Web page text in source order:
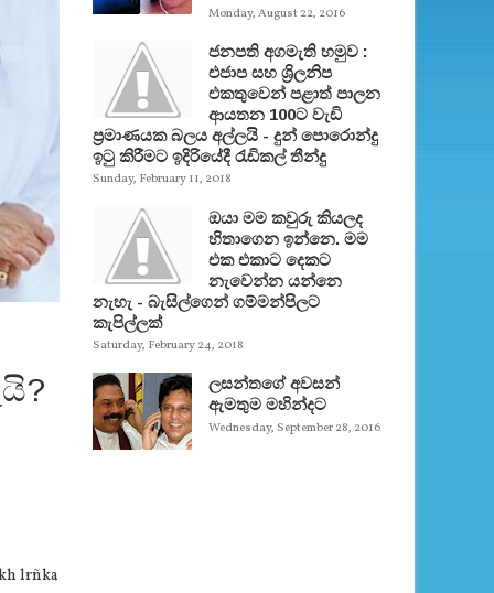
lrñka
Monday, August 22, 2016
ජනපති අගමැති හමුව :
එජාප සහ ශ්‍රිලනිප
එකතුවෙන් පළාත් පාලන
ආයතන 100ට වැඩි
ප්‍රමාණයක බලය අල්ලයි - දුන් පොරොන්දු
ඉටු කිරීමට ඉදිරියේදී රැඩිකල් තීන්දු
Sunday, February 11, 2018
ඔයා මම කවුරු කියලද
හිතාගෙන ඉන්නෙ. මම
එක එකාට දෙකට
නැවෙන්න යන්නෙ
නැහැ - බැසිල්ගෙන් ගම්මන්පිලට
කැපිල්ලක්
Saturday, February 24, 2018
ලසන්තගේ අවසන්
ඇමතුම මහින්දට
Wednesday, September 28, 2016